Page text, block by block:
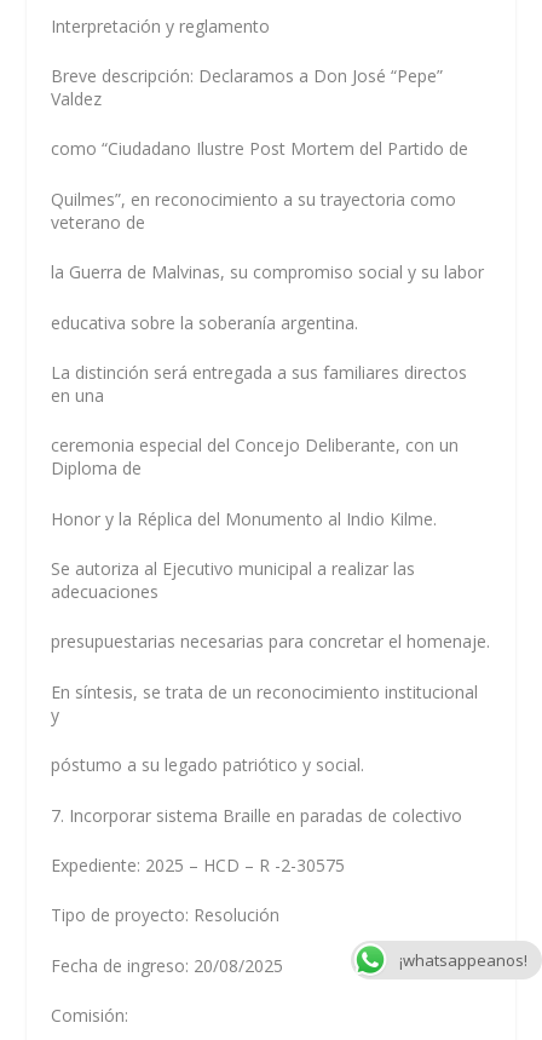
Interpretación y reglamento
Breve descripción: Declaramos a Don José “Pepe”
Valdez
como “Ciudadano Ilustre Post Mortem del Partido de
Quilmes”, en reconocimiento a su trayectoria como
veterano de
la Guerra de Malvinas, su compromiso social y su labor
educativa sobre la soberanía argentina.
La distinción será entregada a sus familiares directos
en una
ceremonia especial del Concejo Deliberante, con un
Diploma de
Honor y la Réplica del Monumento al Indio Kilme.
Se autoriza al Ejecutivo municipal a realizar las
adecuaciones
presupuestarias necesarias para concretar el homenaje.
En síntesis, se trata de un reconocimiento institucional
y
póstumo a su legado patriótico y social.
7. Incorporar sistema Braille en paradas de colectivo
Expediente: 2025 – HCD – R -2-30575
Tipo de proyecto: Resolución
Fecha de ingreso: 20/08/2025
Comisión:
¡whatsappeanos!